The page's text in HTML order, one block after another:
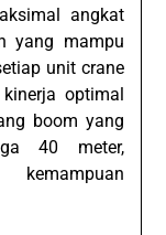
angkat
yang mampu
unit crane
optimal
boom yang
40 meter,